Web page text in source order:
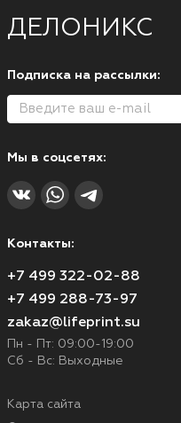
ДЕЛОНИКС
Подписка на рассылки:
Мы в соцсетях:
Контакты:
+7 499 322-02-88
+7 499 288-73-97
zakaz@lifeprint.su
Пн - Пт: 09:00-19:00
Сб - Вс: Выходные
Карта сайта